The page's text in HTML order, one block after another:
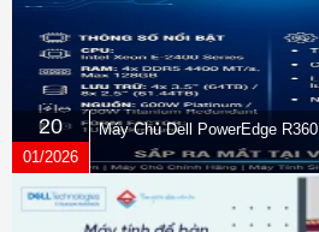
20
01/2026
Máy Chủ Dell PowerEdge R360